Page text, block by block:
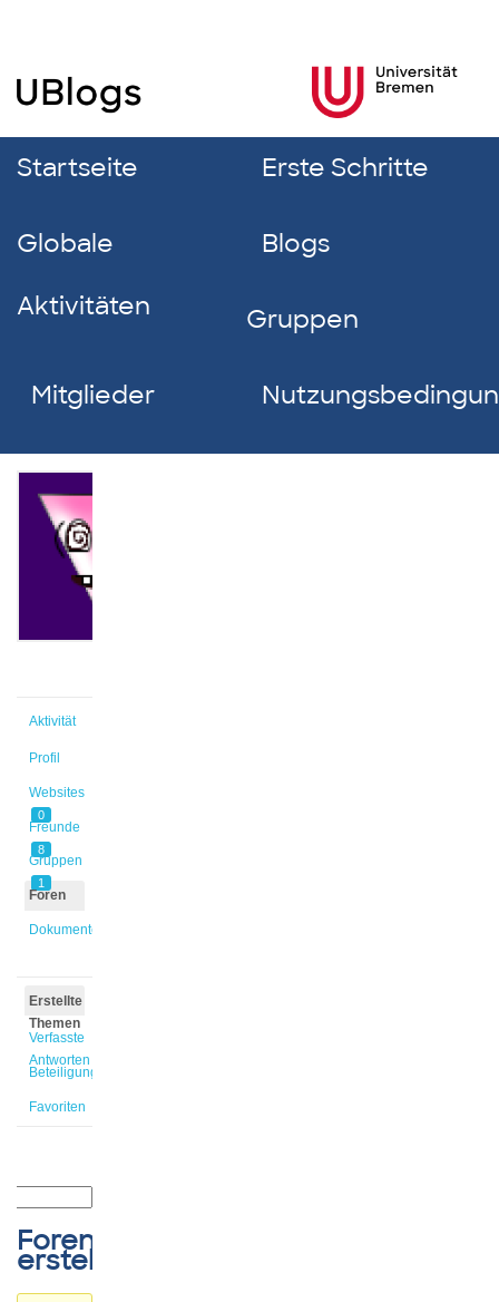
Startseite Erste Schritte
Globale
Aktivitäten
Blogs
Gruppen
Mitglieder
Aktivität
Profil
Websites
0
Freunde
8
Gruppen
1
Foren
Dokumente
Erstellte
Themen
Verfasste
Antworten
Beteiligungen
Favoriten
Forenthemen
erstellt